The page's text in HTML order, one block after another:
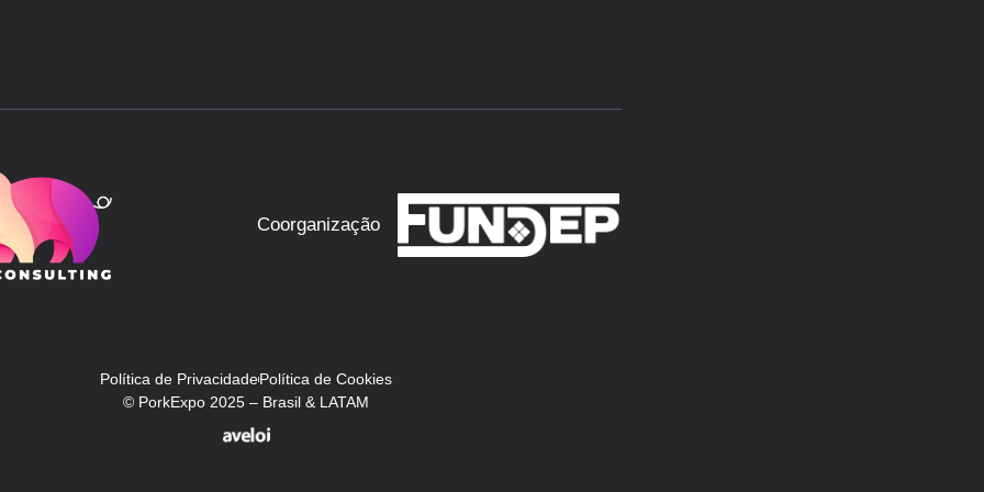
Coorganização
Política de PrivacidadePolítica de Cookies
© PorkExpo 2025 – Brasil & LATAM